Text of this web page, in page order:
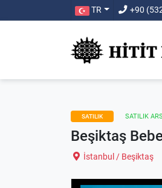
TR +90
SATILIK SATILIK
Beşiktaş
İstanbul / Beşiktaş